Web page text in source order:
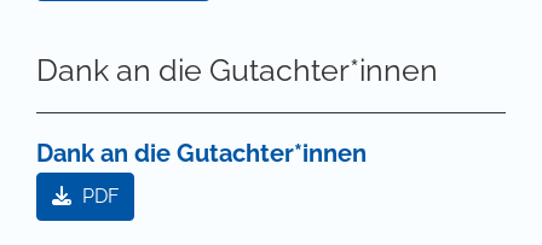
Dank an die Gutachter*innen
Dank an die Gutachter*innen
PDF